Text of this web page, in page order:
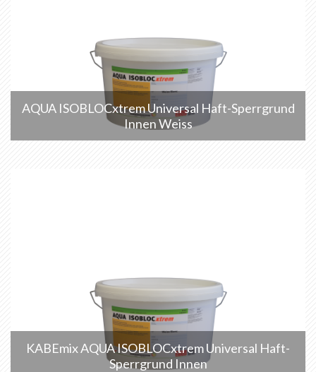
AQUA ISOBLOCxtrem Universal Haft-Sperrgrund
Innen Weiss
KABEmix AQUA ISOBLOCxtrem Universal Haft-
Sperrgrund Innen